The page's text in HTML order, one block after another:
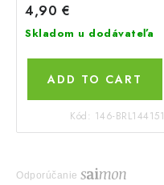
4,90 €
Skladom u dodávateľa
ADD TO CART
Kód: 146-BRL144151
Odporúčanie